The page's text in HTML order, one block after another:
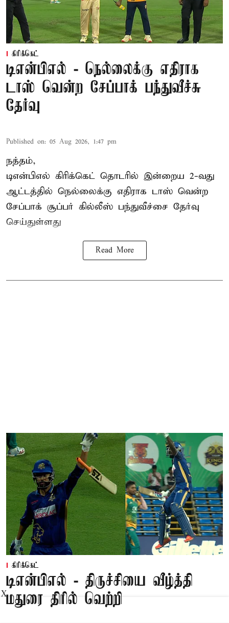
கிரிக்கெட்
டிஎன்பிஎல் - நெல்லைக்கு எதிராக
டாஸ் வென்ற சேப்பாக் பந்துவீச்சு
தேர்வு
Published on: 05 Aug 2026, 1:47 pm
நத்தம்,
டிஎன்பிஎல் கிரிக்கெட் தொடரில் இன்றைய 2-வது
ஆட்டத்தில் நெல்லைக்கு எதிராக டாஸ் வென்ற
சேப்பாக் சூப்பர் கில்லீஸ் பந்துவீச்சை தேர்வு
செய்துள்ளது
Read More
கிரிக்கெட்
டிஎன்பிஎல் - திருச்சியை வீழ்த்தி
மதுரை திரில் வெற்றி
X